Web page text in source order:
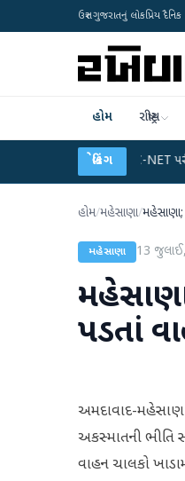
ઉત્તર ગુજરાતનું લોકપ્રિય દૈનિક
હોમ રાષ્ટ્રીય
બ્રેકિંગ
UGC-NET પરીક્ષા લીકના
હોમ/મહેસાણા/
મહેસાણા 13
પડતાં
અમદાવાદ-મહેસાણા
અકસ્માતની ભીતિ
વાહન ચાલકો